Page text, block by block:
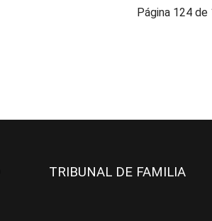
Página 124 de
TRIBUNAL DE FAMILIA